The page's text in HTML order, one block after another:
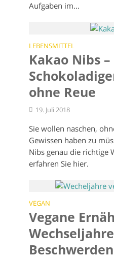
Aufgaben im...
LEBENSMITTEL
Kakao Nibs –
ohne Reue
19. Juli 2018
Sie wollen naschen,
Gewissen haben zu
Nibs genau die richtige
erfahren Sie hier.
VEGAN
Vegane
Beschwerden